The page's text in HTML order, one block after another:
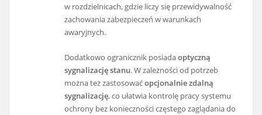
w rozdzielnicach, gdzie liczy się przewidywalność
zachowania zabezpieczeń w warunkach
awaryjnych.
Dodatkowo ogranicznik posiadaoptyczną
sygnalizację stanu. W zależności od potrzeb
można też zastosowaćopcjonalnie zdalną
sygnalizację, co ułatwia kontrolę pracy systemu
ochrony bez konieczności częstego zaglądania do